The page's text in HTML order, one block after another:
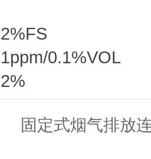
0.1%VOL